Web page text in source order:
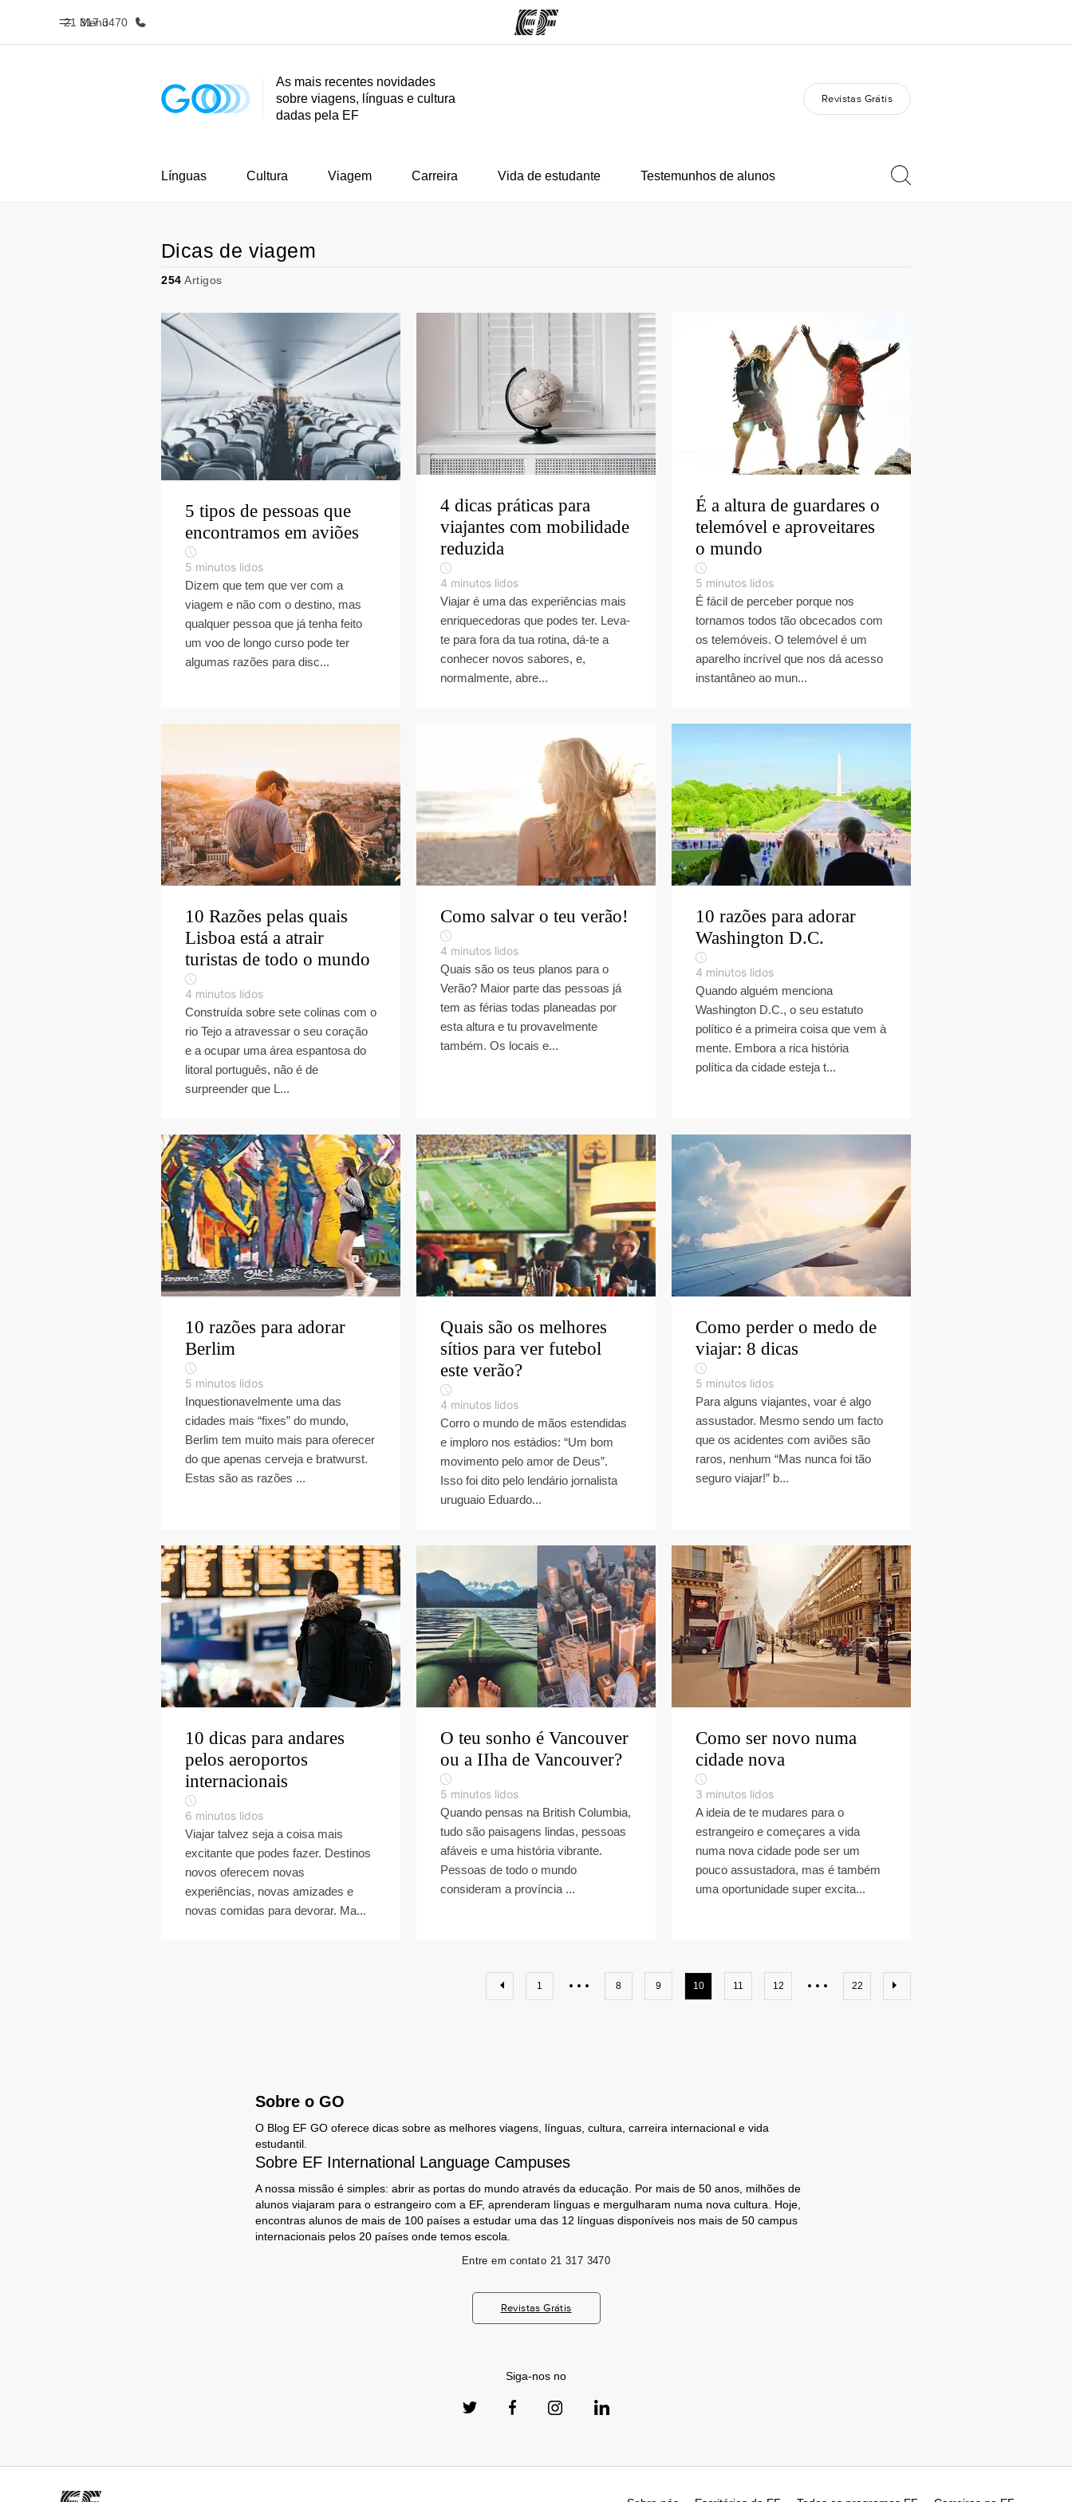
Menu
21 317 3470
Início Programas
Saiba tudo que
Carreiras
As mais recentes novidades
sobre viagens, línguas e cultura
dadas pela EF
Revistas Grátis
Línguas Cultura Viagem Carreira Vida de estudante Testemunhos de alunos
Dicas de viagem
254 Artigos
5 tipos de pessoas que
encontramos em aviões
5 minutos lidos
Dizem que tem que ver com a
viagem e não com o destino, mas
qualquer pessoa que já tenha feito
um voo de longo curso pode ter
algumas razões para disc...
4 dicas práticas para
viajantes com mobilidade
reduzida
4 minutos lidos
Viajar é uma das experiências mais
enriquecedoras que podes ter. Leva-
te para fora da tua rotina, dá-te a
conhecer novos sabores, e,
normalmente, abre...
É a altura de guardares o
telemóvel e aproveitares
o mundo
5 minutos lidos
É fácil de perceber porque nos
tornamos todos tão obcecados com
os telemóveis. O telemóvel é um
aparelho incrível que nos dá acesso
instantâneo ao mun...
10 Razões pelas quais
Lisboa está a atrair
turistas de todo o mundo
4 minutos lidos
Construída sobre sete colinas com o
rio Tejo a atravessar o seu coração
e a ocupar uma área espantosa do
litoral português, não é de
surpreender que L...
Como salvar o teu verão!
4 minutos lidos
Quais são os teus planos para o
Verão? Maior parte das pessoas já
tem as férias todas planeadas por
esta altura e tu provavelmente
também. Os locais e...
10 razões para adorar
Washington D.C.
4 minutos lidos
Quando alguém menciona
Washington D.C., o seu estatuto
político é a primeira coisa que vem à
mente. Embora a rica história
política da cidade esteja t...
10 razões para adorar
Berlim
5 minutos lidos
Inquestionavelmente uma das
cidades mais “fixes” do mundo,
Berlim tem muito mais para oferecer
do que apenas cerveja e bratwurst.
Estas são as razões ...
Quais são os melhores
sítios para ver futebol
este verão?
4 minutos lidos
Corro o mundo de mãos estendidas
e imploro nos estádios: “Um bom
movimento pelo amor de Deus”.
Isso foi dito pelo lendário jornalista
uruguaio Eduardo...
Como perder o medo de
viajar: 8 dicas
5 minutos lidos
Para alguns viajantes, voar é algo
assustador. Mesmo sendo um facto
que os acidentes com aviões são
raros, nenhum “Mas nunca foi tão
seguro viajar!” b...
10 dicas para andares
pelos aeroportos
internacionais
6 minutos lidos
Viajar talvez seja a coisa mais
excitante que podes fazer. Destinos
novos oferecem novas
experiências, novas amizades e
novas comidas para devorar. Ma...
O teu sonho é Vancouver
ou a IIha de Vancouver?
5 minutos lidos
Quando pensas na British Columbia,
tudo são paisagens lindas, pessoas
afáveis e uma história vibrante.
Pessoas de todo o mundo
consideram a província ...
Como ser novo numa
cidade nova
3 minutos lidos
A ideia de te mudares para o
estrangeiro e começares a vida
numa nova cidade pode ser um
pouco assustadora, mas é também
uma oportunidade super excita...
1 8 9 10 11 12 22
Sobre o GO
O Blog EF GO oferece dicas sobre as melhores viagens, línguas, cultura, carreira internacional e vida
estudantil.
Sobre EF International Language Campuses
A nossa missão é simples: abrir as portas do mundo através da educação. Por mais de 50 anos, milhões de
alunos viajaram para o estrangeiro com a EF, aprenderam línguas e mergulharam numa nova cultura. Hoje,
encontras alunos de mais de 100 países a estudar uma das 12 línguas disponíveis nos mais de 50 campus
internacionais pelos 20 países onde temos escola.
Entre em contato 21 317 3470
Revistas Grátis
Siga-nos no